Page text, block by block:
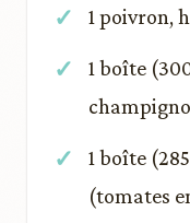
1 poivron,
1 boîte
1 boîte
(tomates